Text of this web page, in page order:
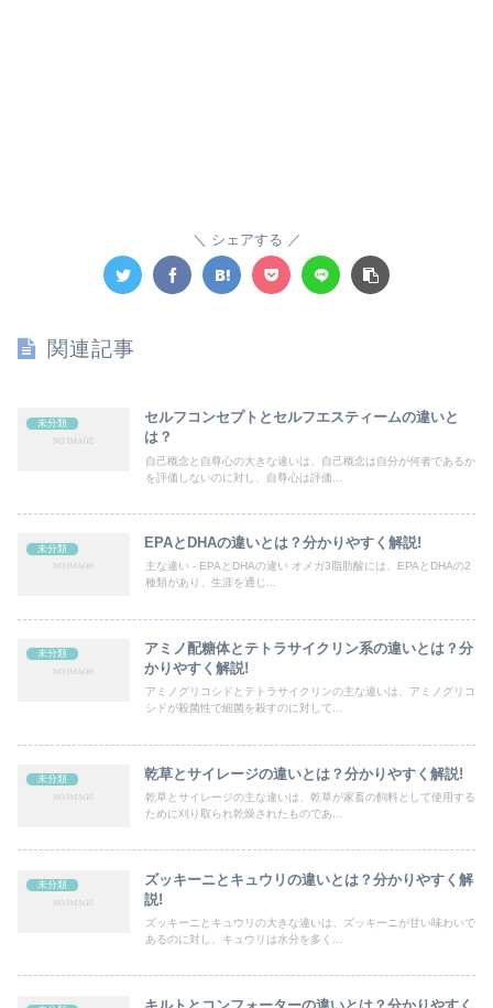
シェアする
関連記事
未分類
セルフコンセプトとセルフエスティームの違いと
は？
自己概念と自尊心の大きな違いは、自己概念は自分が何者であるか
を評価しないのに対し、自尊心は評価...
未分類 EPAとDHAの違いとは？分かりやすく解説!
主な違い - EPAとDHAの違い オメガ3脂肪酸には、EPAとDHAの2
種類があり、生涯を通じ...
未分類
アミノ配糖体とテトラサイクリン系の違いとは？分
かりやすく解説!
アミノグリコシドとテトラサイクリンの主な違いは、アミノグリコ
シドが殺菌性で細菌を殺すのに対して...
未分類 乾草とサイレージの違いとは？分かりやすく解説!
乾草とサイレージの主な違いは、乾草が家畜の飼料として使用する
ために刈り取られ乾燥されたものであ...
未分類
ズッキーニとキュウリの違いとは？分かりやすく解
説!
ズッキーニとキュウリの大きな違いは、ズッキーニが甘い味わいで
あるのに対し、キュウリは水分を多く...